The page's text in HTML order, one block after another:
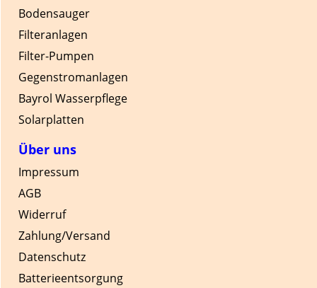
Bodensauger
Filteranlagen
Filter-Pumpen
Gegenstromanlagen
Bayrol Wasserpflege
Solarplatten
Über uns
Impressum
AGB
Widerruf
Zahlung/Versand
Datenschutz
Batterieentsorgung